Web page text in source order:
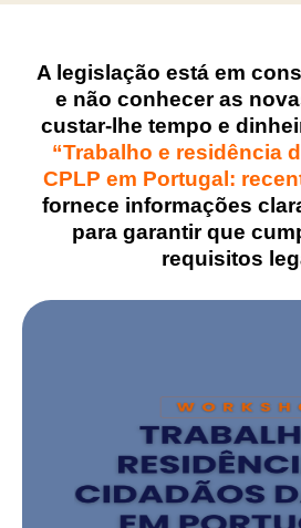
A legislação está em
e não conhecer as
custar-lhe tempo e
“Trabalho e residência
CPLP em Portugal:
fornece informações
para garantir que
requisitos